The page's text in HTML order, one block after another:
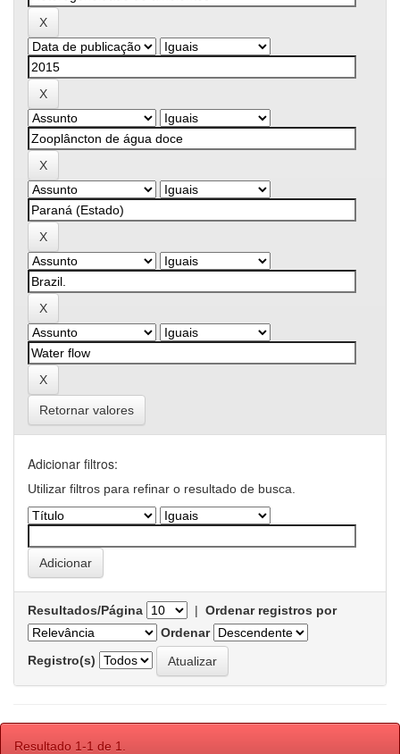
Retornar valores
Adicionar filtros:
Utilizar filtros para refinar o resultado de busca.
Resultados/Página | Ordenar registros por
Ordenar
Registro(s)
Resultado 1-1 de 1.